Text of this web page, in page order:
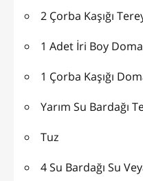
2 Çorba Kaşığı
1 Adet İri Boy
1 Çorba Kaşığı
Yarım Su Bardağı
Tuz
4 Su Bardağı Su